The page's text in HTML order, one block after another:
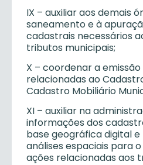
IX – auxiliar aos demais
saneamento e à
cadastrais necessários
tributos municipais;
X – coordenar a
relacionadas ao
Cadastro Mobiliário
XI – auxiliar na
informações dos
base geográfica digital e
análises espaciais para
ações relacionadas aos